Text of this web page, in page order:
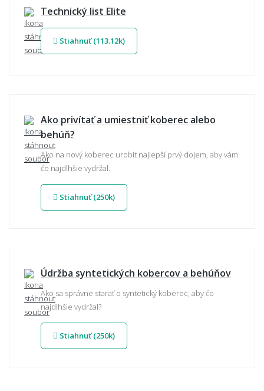
Technický list Elite
Stiahnuť (113.12k)
Ako privítať a umiestniť koberec alebo
behúň?
Ako na nový koberec urobiť najlepší prvý dojem, aby vám
čo najdlhšie vydržal.
Stiahnuť (250k)
Údržba syntetických kobercov a behúňov
Ako sa správne starať o syntetický koberec, aby čo
najdlhšie vydržal?
Stiahnuť (250k)